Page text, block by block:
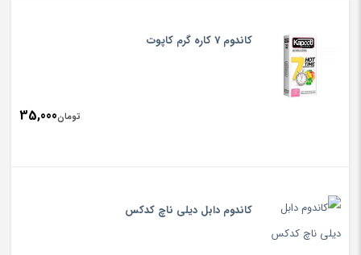
کاندوم 7 کاره گرم کاپوت
تومان35,000
کاندوم دابل دیلی ناچ کدکس